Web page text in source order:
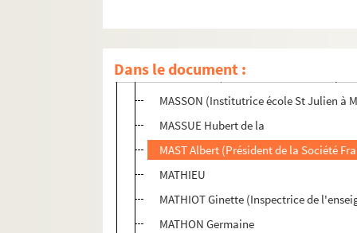
Dans le document :
MASSON-OURSEL, Paul (Directeur de
MASSON Loys (Poète)
MASSON R. (éducatrice « d’enfants-
MASSON (Institutrice école St Julien à
MASSUE Hubert de la
MAST Albert (Président de la Société
MATHIEU
MATHIOT Ginette (Inspectrice de
MATHON Germaine